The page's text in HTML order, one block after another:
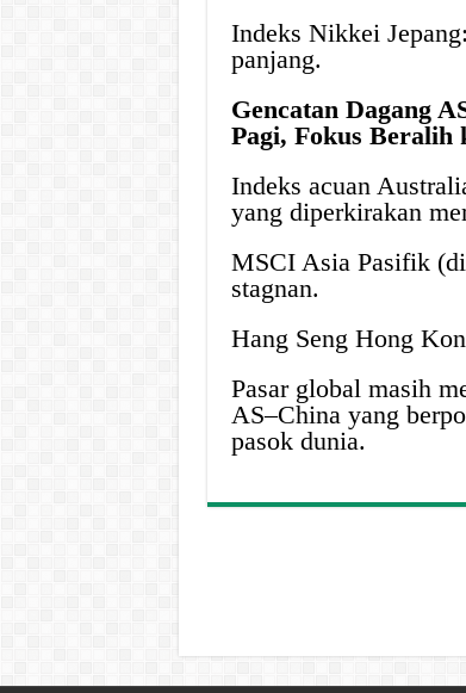
Indeks Nikkei
panjang.
Gencatan Dagang
Pagi, Fokus Beralih
Indeks acuan
yang diperkirakan
MSCI Asia Pasifik
stagnan.
Hang Seng Hong
Pasar global masih
AS–China yang
pasok dunia.